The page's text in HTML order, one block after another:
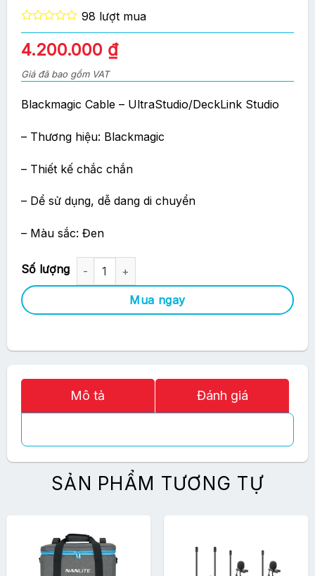
0
out
of
98 lượt mua
4.200.000 ₫
Giá đã bao gồm VAT
Blackmagic Cable – UltraStudio/DeckLink Studio
– Thương hiệu: Blackmagic
– Thiết kế chắc chắn
– Dể sử dụng, dễ dang di chuyển
– Màu sắc: Đen
Blackmagic Cable - UltraStudio/DeckLink Studio (CABLE-
Mua ngay
Mô tả Đánh giá
SẢN PHẨM TƯƠNG TỰ